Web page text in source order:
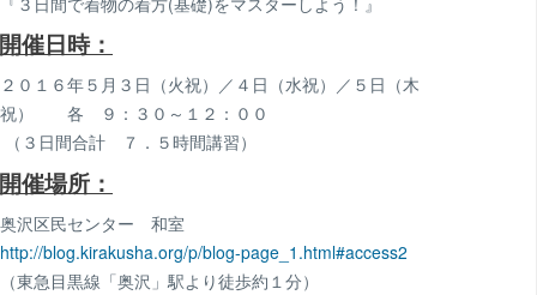
開催日時：
２０１６年５月３日（火祝）／４日（水祝）／５日（木
祝） 各 ９：３０～１２：００
（３日間合計 ７．５時間講習）
開催場所：
奥沢区民センター 和室
http://blog.kirakusha.org/p/blog-page_1.html#access2
（東急目黒線「奥沢」駅より徒歩約１分）